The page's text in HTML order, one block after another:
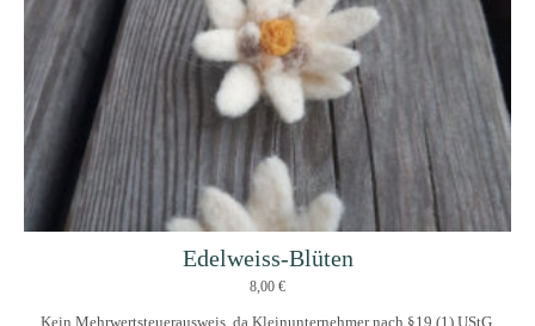
Edelweiss-Blüten
8,00 €